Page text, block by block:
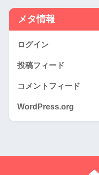
メタ情報
ログイン
投稿フィード
コメントフィード
WordPress.org